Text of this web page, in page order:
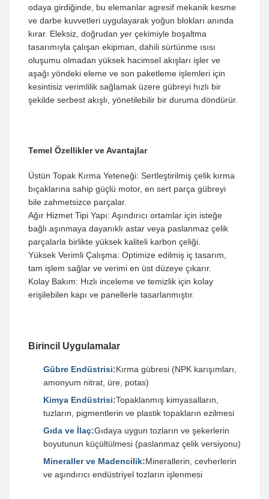
odaya girdiğinde, bu elemanlar agresif mekanik kesme
ve darbe kuvvetleri uygulayarak yoğun blokları anında
kırar. Eleksiz, doğrudan yer çekimiyle boşaltma
tasarımıyla çalışan ekipman, dahili sürtünme ısısı
oluşumu olmadan yüksek hacimsel akışları işler ve
aşağı yöndeki eleme ve son paketleme işlemleri için
kesintisiz verimlilik sağlamak üzere gübreyi hızlı bir
şekilde serbest akışlı, yönetilebilir bir duruma döndürür.
Temel Özellikler ve Avantajlar
Üstün Topak Kırma Yeteneği: Sertleştirilmiş çelik kırma
bıçaklarına sahip güçlü motor, en sert parça gübreyi
bile zahmetsizce parçalar.
Ağır Hizmet Tipi Yapı: Aşındırıcı ortamlar için isteğe
bağlı aşınmaya dayanıklı astar veya paslanmaz çelik
parçalarla birlikte yüksek kaliteli karbon çeliği.
Yüksek Verimli Çalışma: Optimize edilmiş iç tasarım,
tam işlem sağlar ve verimi en üst düzeye çıkarır.
Kolay Bakım: Hızlı inceleme ve temizlik için kolay
erişilebilen kapı ve panellerle tasarlanmıştır.
Birincil Uygulamalar
Gübre Endüstrisi:Kırma gübresi (NPK karışımları,
amonyum nitrat, üre, potas)
Kimya Endüstrisi:Topaklanmış kimyasalların,
tuzların, pigmentlerin ve plastik topakların ezilmesi
Gıda ve İlaç:Gıdaya uygun tozların ve şekerlerin
boyutunun küçültülmesi (paslanmaz çelik versiyonu)
Mineraller ve Madencilik:Minerallerin, cevherlerin
ve aşındırıcı endüstriyel tozların işlenmesi